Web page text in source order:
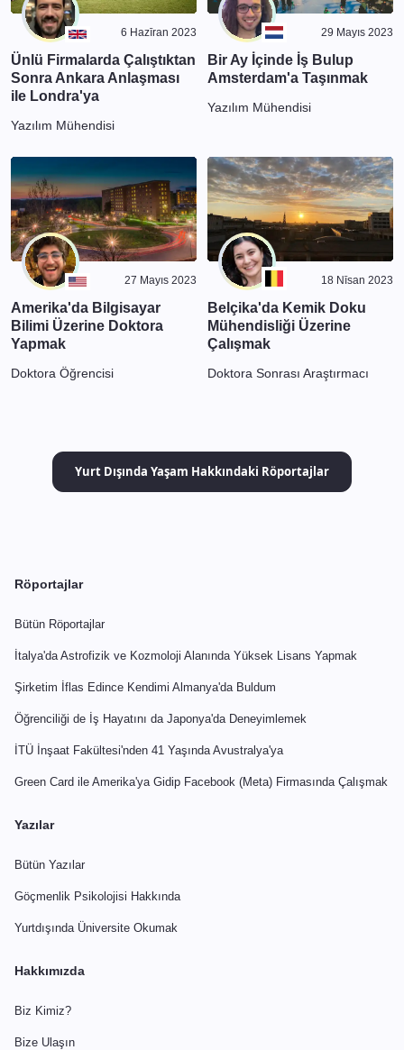
6 Hazīran 2023
Ünlü Firmalarda Çalıştıktan
Sonra Ankara Anlaşması
ile Londra'ya
Yazılım Mühendisi
29 Mayıs 2023
Bir Ay İçinde İş Bulup
Amsterdam'a Taşınmak
Yazılım Mühendisi
27 Mayıs 2023
Amerika'da Bilgisayar
Bilimi Üzerine Doktora
Yapmak
Doktora Öğrencisi
18 Nīsan 2023
Belçika'da Kemik Doku
Mühendisliği Üzerine
Çalışmak
Doktora Sonrası Araştırmacı
Yurt Dışında Yaşam Hakkındaki Röportajlar
Röportajlar
Bütün Röportajlar
İtalya'da Astrofizik ve Kozmoloji Alanında Yüksek Lisans Yapmak
Şirketim İflas Edince Kendimi Almanya'da Buldum
Öğrenciliği de İş Hayatını da Japonya'da Deneyimlemek
İTÜ İnşaat Fakültesi'nden 41 Yaşında Avustralya'ya
Green Card ile Amerika'ya Gidip Facebook (Meta) Firmasında Çalışmak
Yazılar
Bütün Yazılar
Göçmenlik Psikolojisi Hakkında
Yurtdışında Üniversite Okumak
Hakkımızda
Biz Kimiz?
Bize Ulaşın